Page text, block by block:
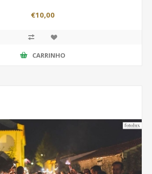
€10,00
CARRINHO